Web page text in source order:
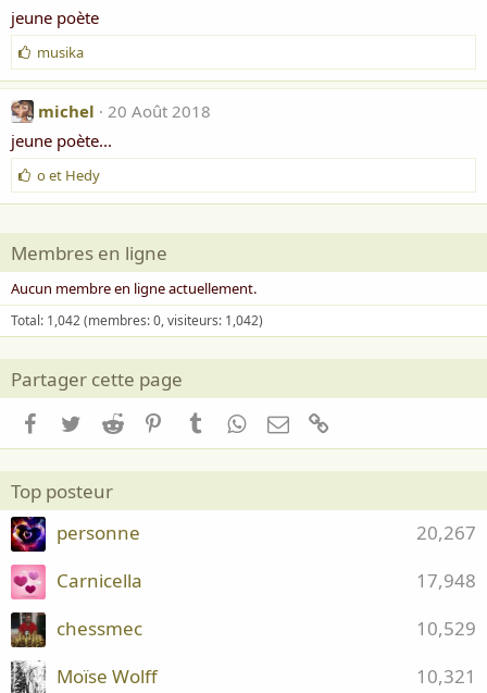
jeune poète
J
'
a
e
musika
michel
20 Août 2018
jeune poète...
J
'
i
m
e
:
oet Hedy
Membres en ligne
Aucun membre en ligne actuellement.
Total: 1,042 (membres: 0, visiteurs: 1,042)
Partager cette page
Facebook
TwitterReddit PinterestTumblrWhatsApp
Email
Top posteur
20,267
personne
17,948
Carnicella
10,529
chessmec
10,321
Moïse Wolff